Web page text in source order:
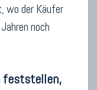
wo der Käufer
noch
feststellen,